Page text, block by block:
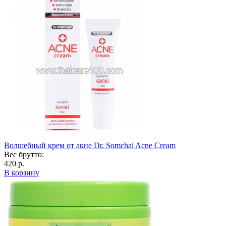
Волшебный крем от акне Dr. Somchai Acne Cream
Вес брутто:
420 р.
В корзину